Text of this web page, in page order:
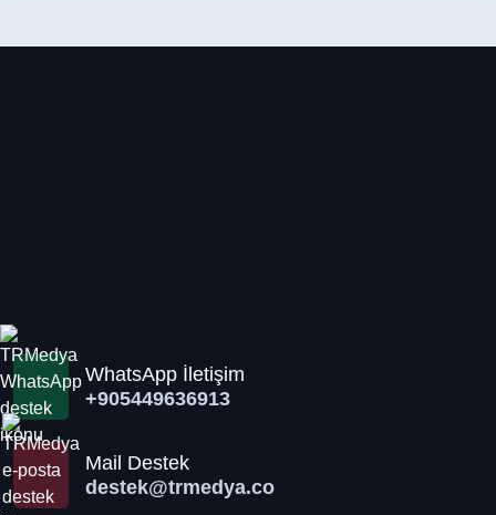
WhatsApp İletişim
+905449636913
Mail Destek
destek@trmedya.co